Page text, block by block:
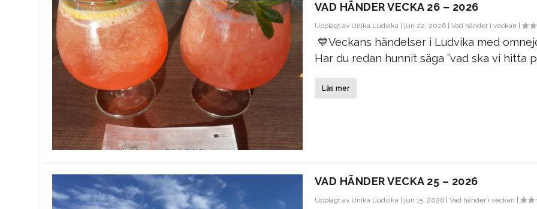
VAD HÄNDER VECKA 26 – 2026
Upplagt av Unika Ludvika jun 22, 2026| Vad händer i veckan
💙Veckans händelser i Ludvika med
Har du redan hunnit säga ”vad ska vi hitta
Läs mer
VAD HÄNDER VECKA 25 – 2026
Upplagt av Unika Ludvika | jun 15, 2026| Vad händer i veckan |